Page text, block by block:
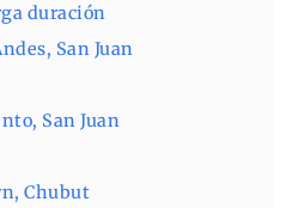
duración
San Juan
San Juan
Chubut